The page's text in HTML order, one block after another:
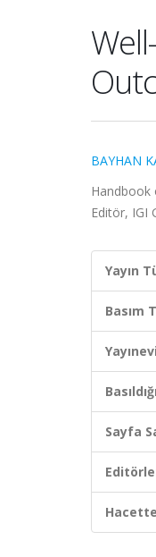
BAYHAN
Handbook
Editör, IGI
Yayın
Basım
Sayfa